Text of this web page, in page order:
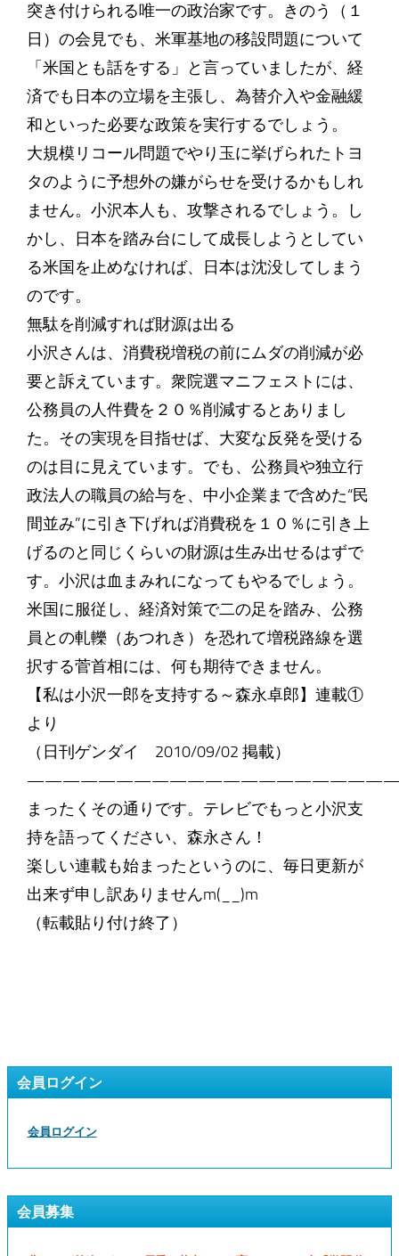
突き付けられる唯一の政治家です。きのう（１
日）の会見でも、米軍基地の移設問題について
「米国とも話をする」と言っていましたが、経
済でも日本の立場を主張し、為替介入や金融緩
和といった必要な政策を実行するでしょう。
大規模リコール問題でやり玉に挙げられたトヨ
タのように予想外の嫌がらせを受けるかもしれ
ません。小沢本人も、攻撃されるでしょう。し
かし、日本を踏み台にして成長しようとしてい
る米国を止めなければ、日本は沈没してしまう
のです。
無駄を削減すれば財源は出る
小沢さんは、消費税増税の前にムダの削減が必
要と訴えています。衆院選マニフェストには、
公務員の人件費を２０％削減するとありまし
た。その実現を目指せば、大変な反発を受ける
のは目に見えています。でも、公務員や独立行
政法人の職員の給与を、中小企業まで含めた“民
間並み”に引き下げれば消費税を１０％に引き上
げるのと同じくらいの財源は生み出せるはずで
す。小沢は血まみれになってもやるでしょう。
米国に服従し、経済対策で二の足を踏み、公務
員との軋轢（あつれき）を恐れて増税路線を選
択する菅首相には、何も期待できません。
【私は小沢一郎を支持する～森永卓郎】連載①
より
（日刊ゲンダイ 2010/09/02 掲載）
まったくその通りです。テレビでもっと小沢支
持を語ってください、森永さん！
楽しい連載も始まったというのに、毎日更新が
出来ず申し訳ありませんm(__)m
（転載貼り付け終了）
会員ログイン
会員ログイン
会員募集